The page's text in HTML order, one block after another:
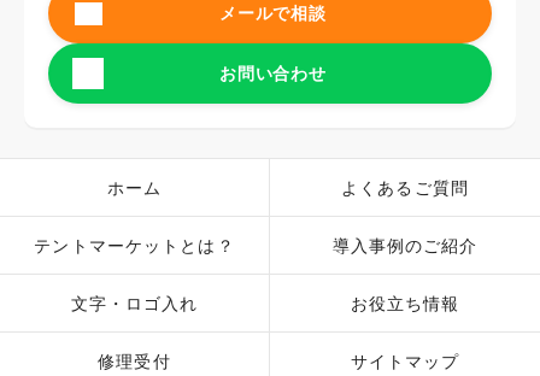
メールで相談
お問い合わせ
ホーム
テントマーケットとは？
文字・ロゴ入れ
修理受付
よくあるご質問
導入事例のご紹介
お役立ち情報
サイトマップ